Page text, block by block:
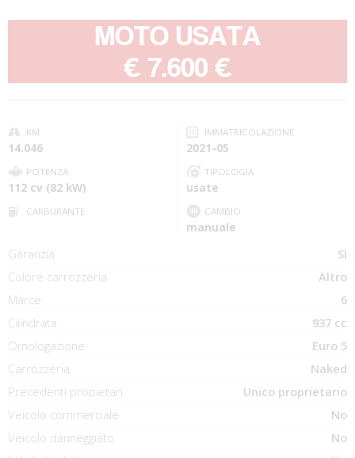
MOTO USATA
€ 7.600 €
KM
14.046
IMMATRICOLAZIONE
2021-05
POTENZA
112 cv (82 kW)
TIPOLOGIA
usate
CARBURANTE CAMBIO
manuale
Garanzia
Sì
Colore carrozzeria
Altro
Marce
6
Cilindrata
937 cc
Omologazione
Euro 5
Carrozzeria
Naked
Precedenti propietari
Unico proprietario
Veicolo commerciale
No
Veicolo danneggiato
No